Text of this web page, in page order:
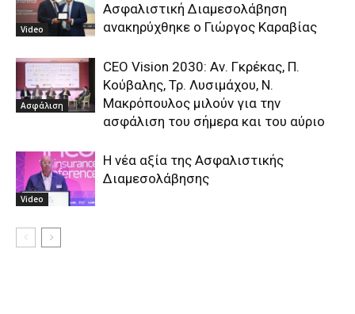
Video
Ασφαλιστική Διαμεσολάβηση
ανακηρύχθηκε ο Γιώργος Καραβίας
Ασφάλιση
CEO Vision 2030: Αν. Γκρέκας, Π.
Κούβαλης, Τρ. Λυσιμάχου, Ν.
Μακρόπουλος μιλούν για την
ασφάλιση του σήμερα και του αύριο
Video
Η νέα αξία της Ασφαλιστικής
Διαμεσολάβησης